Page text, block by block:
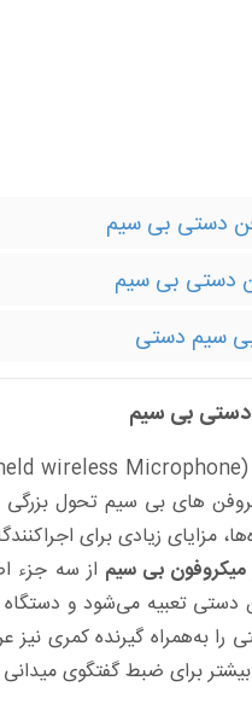
دستی بی سیم
دستی بی سیم
بی سیم دستی
دستی بی سیم
های بی سیم تحول بزرگی
مزایای زیادی برای
میکروفون بی سیم از سه جزء
دستی تعبیه می‌شود و
را ‌به‌همراه گیرنده کمری
برای ضبط گفتگوی